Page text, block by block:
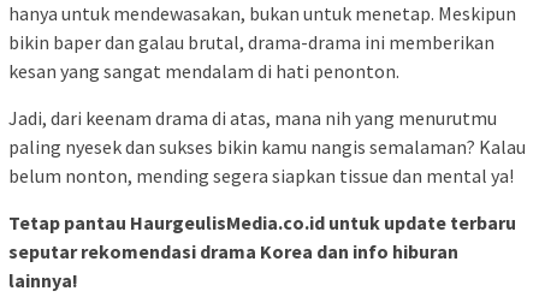
hanya untuk mendewasakan, bukan untuk menetap. Meskipun
bikin baper dan galau brutal, drama-drama ini memberikan
kesan yang sangat mendalam di hati penonton.
Jadi, dari keenam drama di atas, mana nih yang menurutmu
paling nyesek dan sukses bikin kamu nangis semalaman? Kalau
belum nonton, mending segera siapkan tissue dan mental ya!
Tetap pantau HaurgeulisMedia.co.id untuk update terbaru
seputar rekomendasi drama Korea dan info hiburan
lainnya!